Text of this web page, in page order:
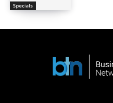
Specials